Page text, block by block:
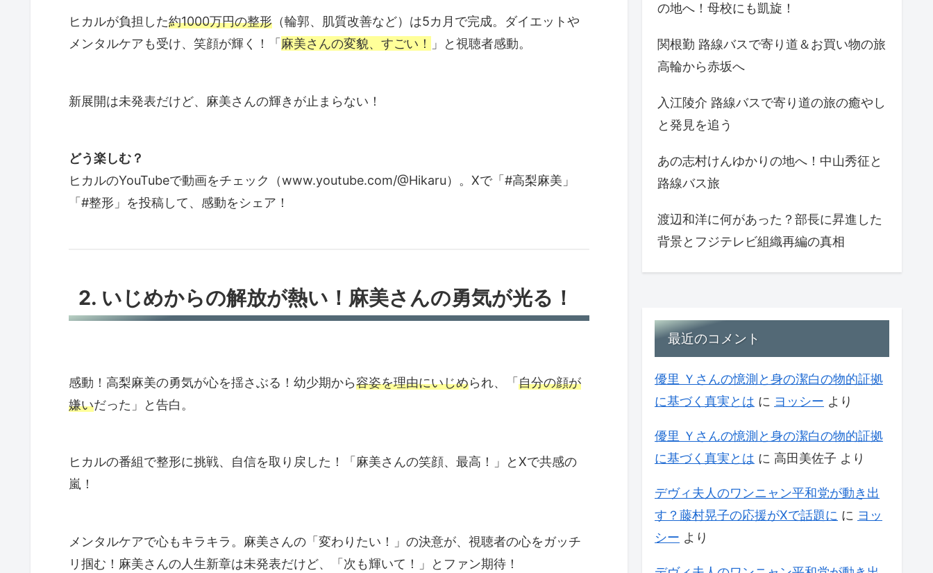
ヒカルが負担した約1000万円の整形 （輪郭、肌質改善など）は5カ月で完成。ダイエットや
メンタルケアも受け、笑顔が輝く！「 麻美さんの変貌、すごい！ 」と視聴者感動。
新展開は未発表だけど、麻美さんの輝きが止まらない！
どう楽しむ？
ヒカルのYouTubeで動画をチェック（www.youtube.com/@Hikaru）。Xで「#高梨麻美」
「#整形」を投稿して、感動をシェア！
2. いじめからの解放が熱い！麻美さんの勇気が光る！
感動！高梨麻美の勇気が心を揺さぶる！幼少期から容姿を理由にいじめられ、「 自分の顔が
嫌いだった」と告白。
ヒカルの番組で整形に挑戦、自信を取り戻した！「麻美さんの笑顔、最高！」とXで共感の
嵐！
メンタルケアで心もキラキラ。麻美さんの「変わりたい！」の決意が、視聴者の心をガッチ
リ掴む！麻美さんの人生新章は未発表だけど、「次も輝いて！」とファン期待！
の地へ！母校にも凱旋！
関根勤 路線バスで寄り道＆お買い物の旅
高輪から赤坂へ
入江陵介 路線バスで寄り道の旅の癒やし
と発見を追う
あの志村けんゆかりの地へ！中山秀征と
路線バス旅
渡辺和洋に何があった？部長に昇進した
背景とフジテレビ組織再編の真相
最近のコメント
優里 Ｙさんの憶測と身の潔白の物的証拠
に基づく真実とは に ヨッシー より
優里 Ｙさんの憶測と身の潔白の物的証拠
に基づく真実とは に 高田美佐子 より
デヴィ夫人のワンニャン平和党が動き出
す？藤村晃子の応援がXで話題に に ヨッ
シー より